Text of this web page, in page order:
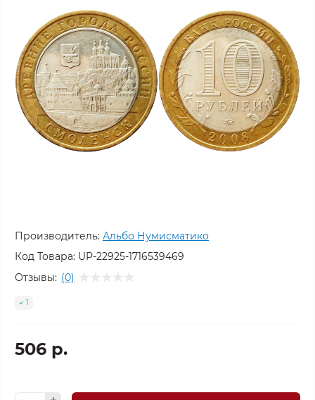
Производитель: Альбо Нумисматико
Код Товара: UP-22925-1716539469
Отзывы: (0)
1
506 р.